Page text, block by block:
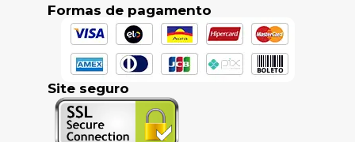
Formas de pagamento
Site seguro